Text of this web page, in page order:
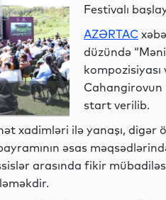
Festivalı
AZƏRTAC
düzündə
Cahangirovun
start verilib.
xadimləri ilə yanaşı,
əsas
arasında fikir